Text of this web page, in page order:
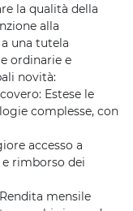
la qualità della
alla
una tutela
ordinarie e
novità:
Estese le
complesse, con
accesso a
rimborso dei
mensile